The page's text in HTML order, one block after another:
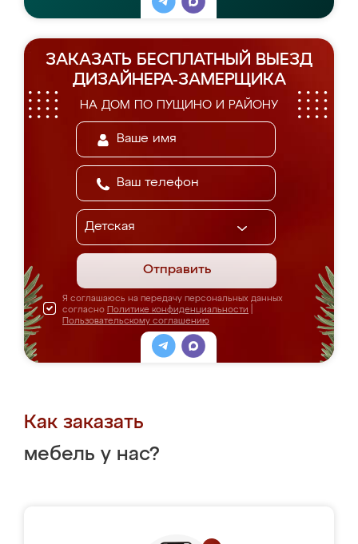
ЗАКАЗАТЬ БЕСПЛАТНЫЙ ВЫЕЗД
ДИЗАЙНЕРА-ЗАМЕРЩИКА
НА ДОМ ПО ПУЩИНО И РАЙОНУ
Отправить
Я соглашаюсь на передачу персональных данных
согласно Политике конфиденциальности
Пользовательскому соглашению
Как заказать
мебель у нас?